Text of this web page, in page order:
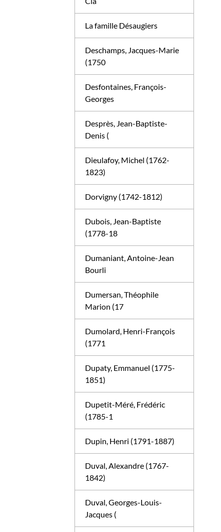
La famille Désaugiers
Deschamps, Jacques-Marie
(1750
Desfontaines, François-
Georges
Desprès, Jean-Baptiste-
Denis (
Dieulafoy, Michel (1762-
1823)
Dorvigny (1742-1812)
Dubois, Jean-Baptiste
(1778-18
Dumaniant, Antoine-Jean
Bourli
Dumersan, Théophile
Marion (17
Dumolard, Henri-François
(1771
Dupaty, Emmanuel (1775-
1851)
Dupetit-Méré, Frédéric
(1785-1
Dupin, Henri (1791-1887)
Duval, Alexandre (1767-
1842)
Duval, Georges-Louis-
Jacques (